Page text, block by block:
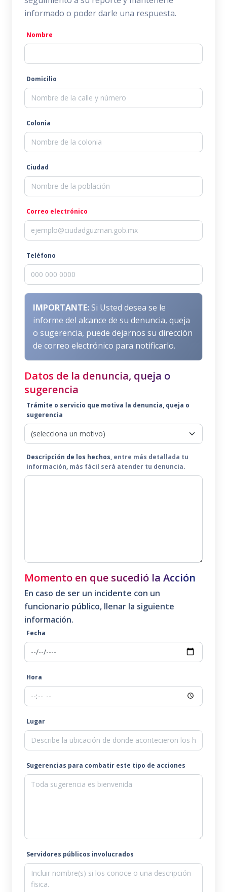
informado o poder darle una respuesta.
Nombre
Domicilio
Colonia
Ciudad
Correo electrónico
Teléfono
IMPORTANTE:Si Usted desea se le
informe del alcance de su denuncia, queja
o sugerencia, puede dejarnos su dirección
de correo electrónico para notificarlo.
Datos de la denuncia, queja o
sugerencia
Trámite o servicio que motiva la denuncia, queja o
sugerencia
Descripción de los hechos, entre más detallada tu
información, más fácil será atender tu denuncia.
Momento en que sucedió la Acción
En caso de ser un incidente con un
funcionario público, llenar la siguiente
información.
Fecha
Hora
Lugar
Sugerencias para combatir este tipo de acciones
Servidores públicos involucrados